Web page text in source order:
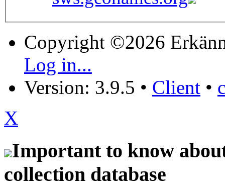
Copyright ©2026
Log in...
Version: 3.9.5 • Client •
X
Important to know
collection database